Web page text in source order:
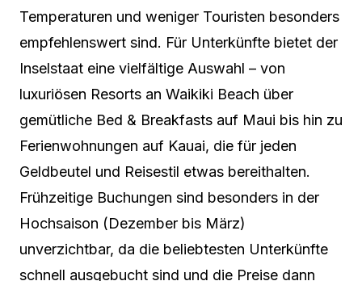
Temperaturen und weniger Touristen besonders
empfehlenswert sind. Für Unterkünfte bietet der
Inselstaat eine vielfältige Auswahl – von
luxuriösen Resorts an Waikiki Beach über
gemütliche Bed & Breakfasts auf Maui bis hin zu
Ferienwohnungen auf Kauai, die für jeden
Geldbeutel und Reisestil etwas bereithalten.
Frühzeitige Buchungen sind besonders in der
Hochsaison (Dezember bis März)
unverzichtbar, da die beliebtesten Unterkünfte
schnell ausgebucht sind und die Preise dann